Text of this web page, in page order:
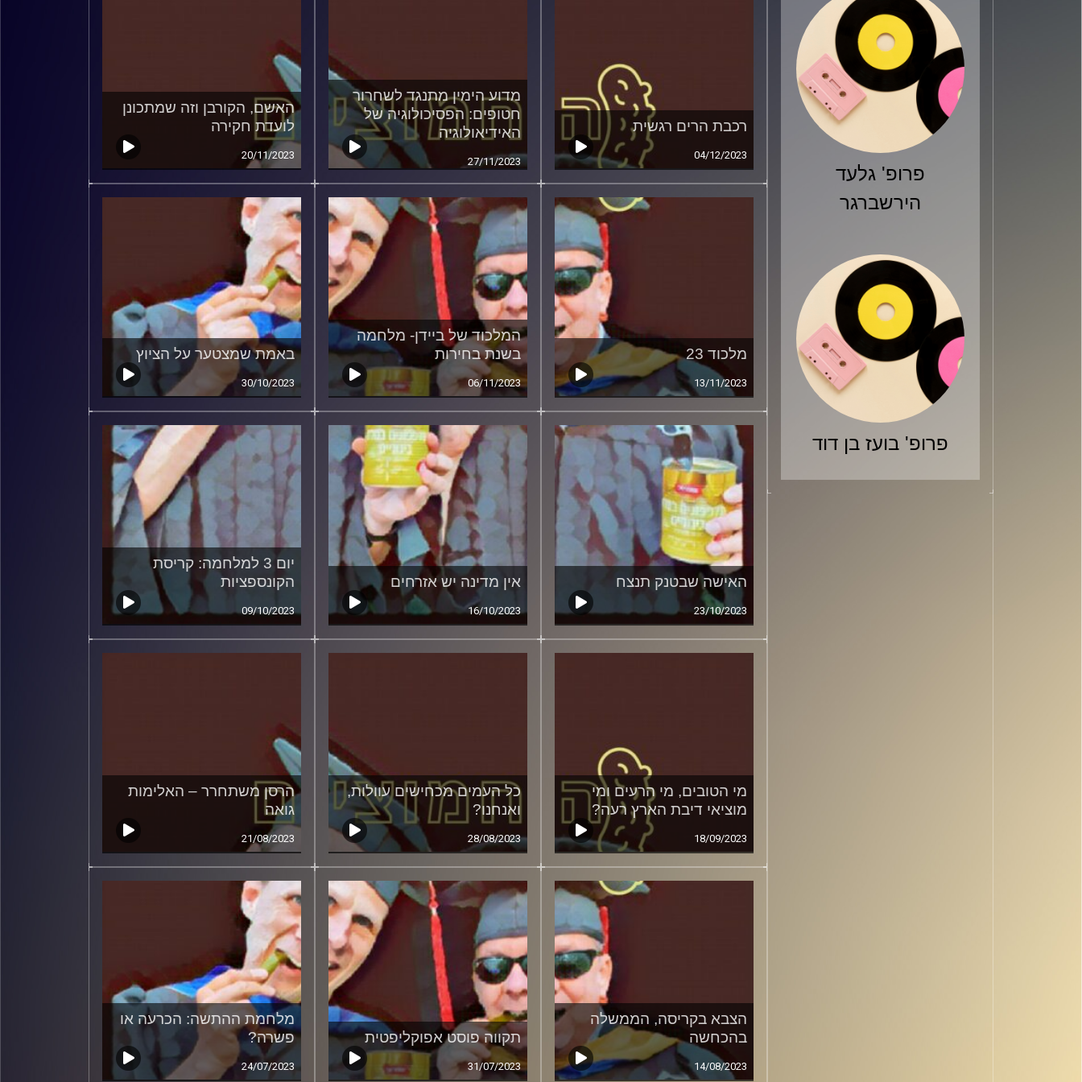
פרופ' גלעד
הירשברגר
פרופ' בועז בן דוד
רכבת הרים רגשית
04/12/2023
מדוע הימין מתנגד לשחרור
חטופים: הפסיכולוגיה של
האידיאולוגיה
27/11/2023
האשם, הקורבן וזה שמתכונן
לועדת חקירה
20/11/2023
מלכוד 23
13/11/2023
המלכוד של ביידן- מלחמה
בשנת בחירות
06/11/2023
באמת שמצטער על הציוץ
30/10/2023
האישה שבטנק תנצח
23/10/2023
אין מדינה יש אזרחים
16/10/2023
יום 3 למלחמה: קריסת
הקונספציות
09/10/2023
מי הטובים, מי הרעים ומי
מוציאי דיבת הארץ רעה?
18/09/2023
כל העמים מכחישים עוולות,
ואנחנו?
28/08/2023
הרסן משתחרר – האלימות
גואה
21/08/2023
הצבא בקריסה, הממשלה
בהכחשה
14/08/2023
תקווה פוסט אפוקליפטית
31/07/2023
מלחמת ההתשה: הכרעה או
פשרה?
24/07/2023